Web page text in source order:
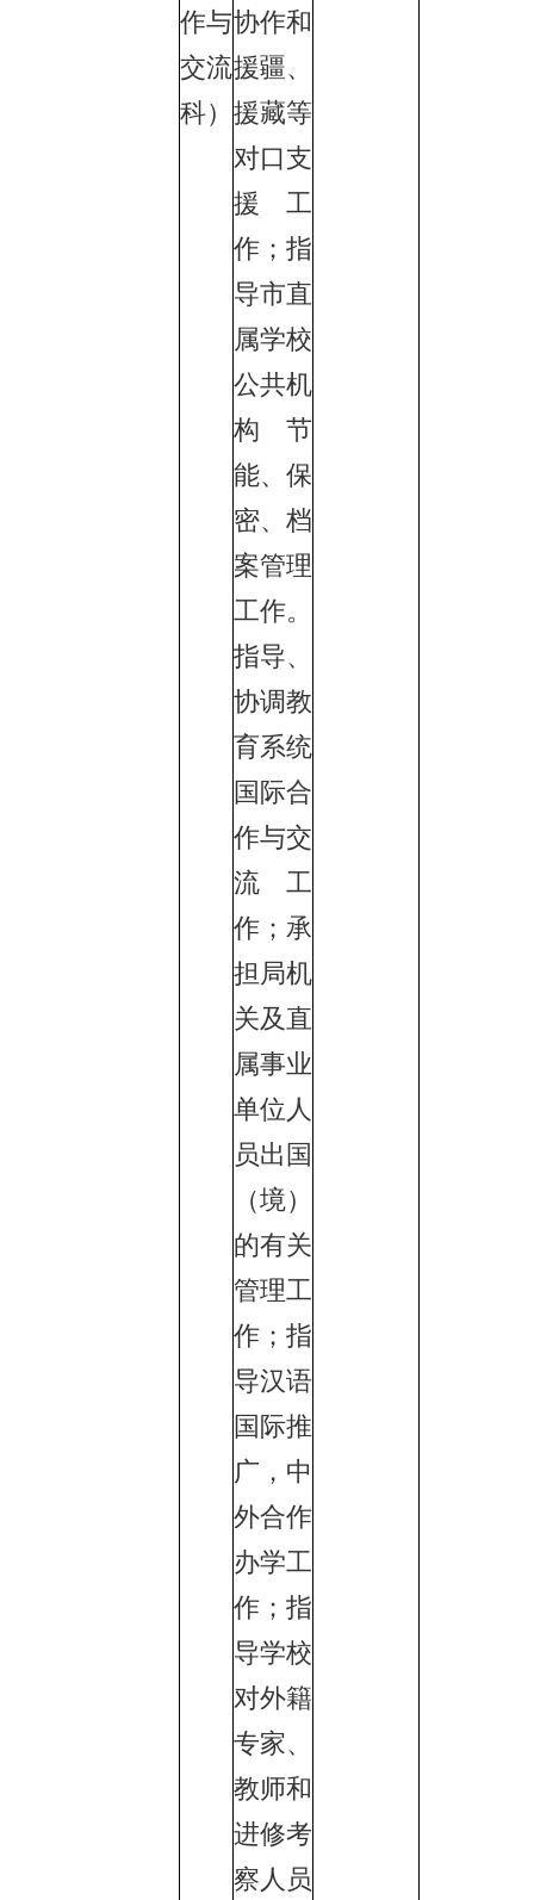
作与
交流
科）
协作和
援疆、
援藏等
对口支
援工
作；指
导市直
属学校
公共机
构节
能、保
密、档
案管理
工作。
指导、
协调教
育系统
国际合
作与交
流工
作；承
担局机
关及直
属事业
单位人
员出国
（境）
的有关
管理工
作；指
导汉语
国际推
广，中
外合作
办学工
作；指
导学校
对外籍
专家、
教师和
进修考
察人员